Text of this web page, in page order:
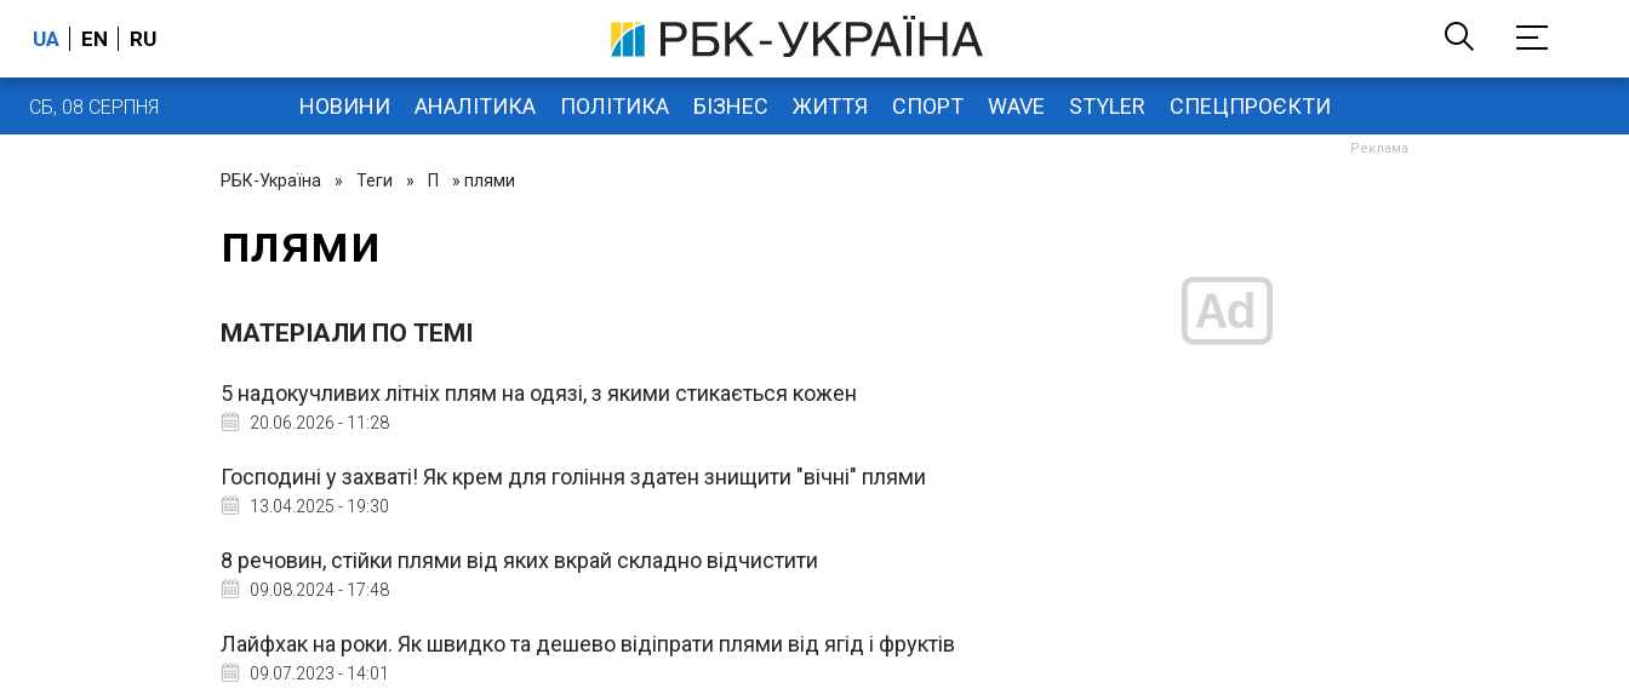
UA EN RU
СБ, 08 СЕРПНЯ НОВИНИ АНАЛІТИКА ПОЛІТИКА БІЗНЕС ЖИТТЯ СПОРТ WAVE STYLER СПЕЦПРОЄКТИ
РБК-Україна » Теги » П » плями
плями
МАТЕРІАЛИ ПО ТЕМІ
5 надокучливих літніх плям на одязі, з якими стикається кожен
20.06.2026 - 11:28
Господині у захваті! Як крем для гоління здатен знищити "вічні" плями
13.04.2025 - 19:30
8 речовин, стійки плями від яких вкрай складно відчистити
09.08.2024 - 17:48
Лайфхак на роки. Як швидко та дешево відіпрати плями від ягід і фруктів
09.07.2023 - 14:01